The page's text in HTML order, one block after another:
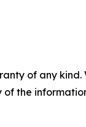
of any
the